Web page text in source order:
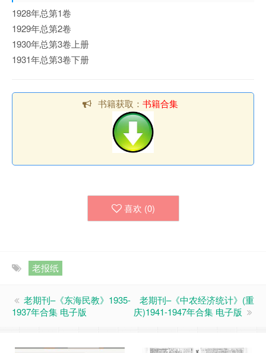
1928年总第1卷
1929年总第2卷
1930年总第3卷上册
1931年总第3卷下册
书籍获取： 书籍合集
喜欢 (0)
老报纸
老期刊–《东海民教》1935-
1937年合集 电子版
老期刊–《中农经济统计》(重
庆)1941-1947年合集 电子版